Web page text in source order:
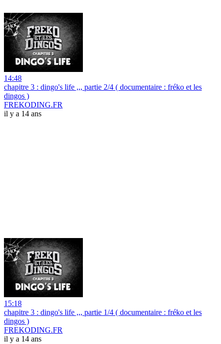
14:48
chapitre 3 : dingo's life ,,, partie 2/4 ( documentaire : fréko et les
dingos )
FREKODING.FR
il y a 14 ans
15:18
chapitre 3 : dingo's life ,,, partie 1/4 ( documentaire : fréko et les
dingos )
FREKODING.FR
il y a 14 ans